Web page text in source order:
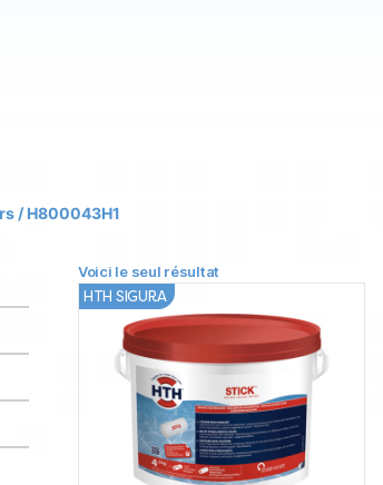
/ H800043H1
Voici le seul résultat
HTH SIGURA